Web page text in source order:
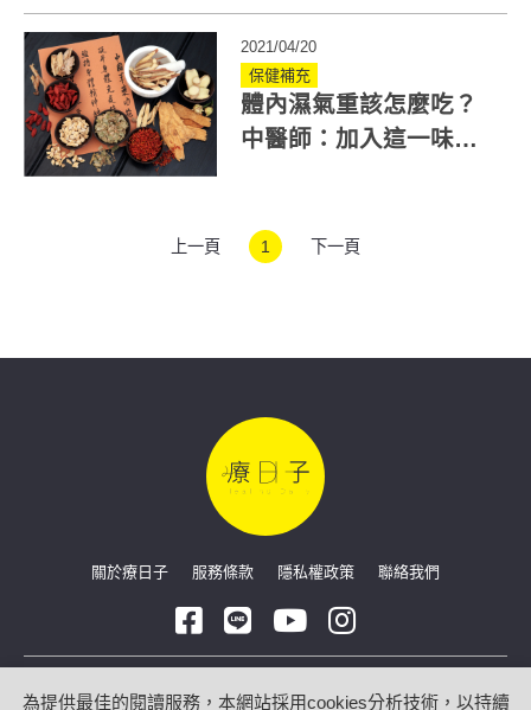
2021/04/20
保健補充
體內濕氣重該怎麼吃？
中醫師：加入這一味煲
上一頁 1 下一頁
關於療日子 服務條款 隱私權政策 聯絡我們
Copyright © 2026 療日子 HealingDaily
為提供最佳的閱讀服務，本網站採用cookies分析技術，以持續